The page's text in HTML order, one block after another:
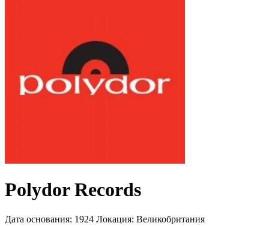
Polydor Records
Дата основания: 1924 Локация: Великобритания